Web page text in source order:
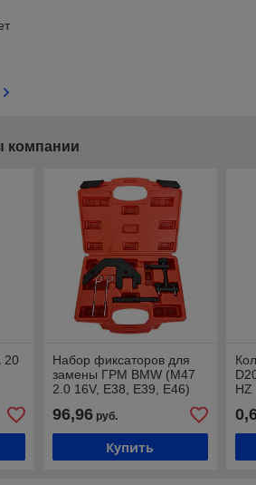
компании
20
Набор фиксаторов для
замены ГРМ BMW (M47
2.0 16V, E38, E39, E46)
25.1.249SK
96,96руб.
Купить
HZ